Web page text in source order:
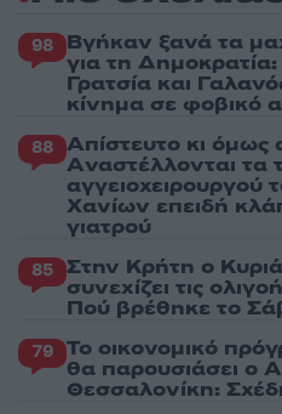
98 Βγήκαν ξανά τα
για τη
Γρατσία και
κίνημα σε φοβικό
88 Απίστευτο κι όμως
Aναστέλλονται τα
αγγειοχειρουργού
Χανίων επειδή
γιατρού
85 Στην Κρήτη ο
συνεχίζει τις
Πού βρέθηκε το
79 Το οικονομικό
θα παρουσιάσει ο
Θεσσαλονίκη: